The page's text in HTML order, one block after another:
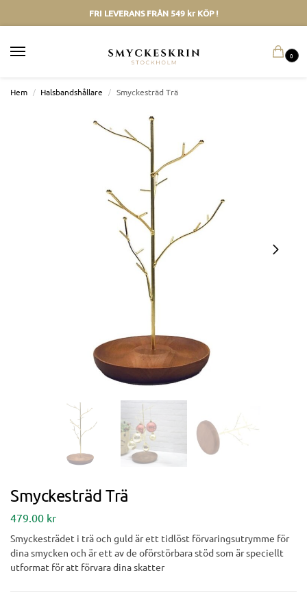
FRI LEVERANS FRÅN 549 kr KÖP !
0
Hem / Halsbandshållare / Smyckesträd Trä
Smyckesträd Trä
479.00 kr
Smyckesträdet i trä och guld är ett tidlöst förvaringsutrymme för
dina smycken och är ett av de oförstörbara stöd som är speciellt
utformat för att förvara dina skatter